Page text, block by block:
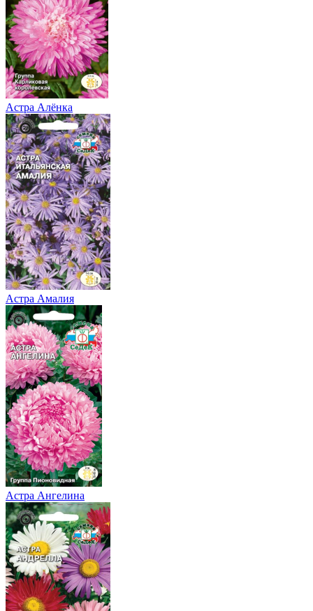
Астра Алёнка
Астра Амалия
Астра Ангелина